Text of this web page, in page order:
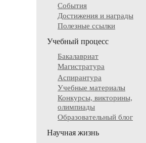
События
Достижения и награды
Полезные ссылки
Учебный процесс
Бакалавриат
Магистратура
Аспирантура
Учебные материалы
Конкурсы, викторины,
олимпиады
Образовательный блог
Научная жизнь